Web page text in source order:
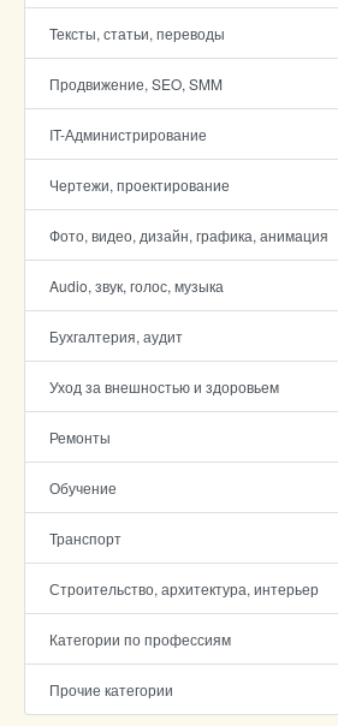
Тексты, статьи, переводы
Продвижение, SEO, SMM
IT-Администрирование
Чертежи, проектирование
Фото, видео, дизайн, графика, анимация
Audio, звук, голос, музыка
Бухгалтерия, аудит
Уход за внешностью и здоровьем
Ремонты
Обучение
Транспорт
Строительство, архитектура, интерьер
Категории по профессиям
Прочие категории